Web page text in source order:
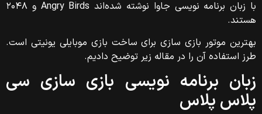
هستند.
بهترین موتور بازی سازی برای ساخت بازی موبایلی یونیتی است.
طرز استفاده آن را در مقاله زیر توضیح دادیم.
زبان برنامه نویسی بازی سازی سی
پلاس پلاس